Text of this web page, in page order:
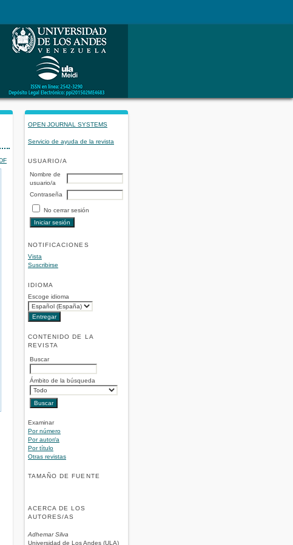
OPEN JOURNAL SYSTEMS
Servicio de ayuda de la revista
USUARIO/A
Nombre de
usuario/a
Contraseña
No cerrar sesión
NOTIFICACIONES
Vista
Suscribirse
IDIOMA
Escoge idioma
CONTENIDO DE LA
REVISTA
Buscar
Ámbito de la búsqueda
Examinar
Por número
Por autor/a
Por título
Otras revistas
TAMAÑO DE FUENTE
ACERCA DE LOS
AUTORES/AS
Adhemar Silva
Universidad de Los Andes (ULA)